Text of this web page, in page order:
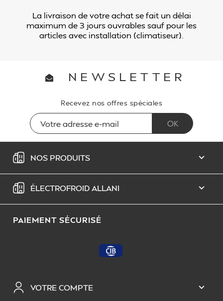
La livraison de votre achat se fait un délai
maximum de 3 jours ouvrables sauf pour les
articles avec installation (climatiseur).
NEWSLETTER
Recevez nos offres spéciales
NOS PRODUITS 
ÉLECTROFROID ALLANI 
PAIEMENT SÉCURISÉ
VOTRE COMPTE 